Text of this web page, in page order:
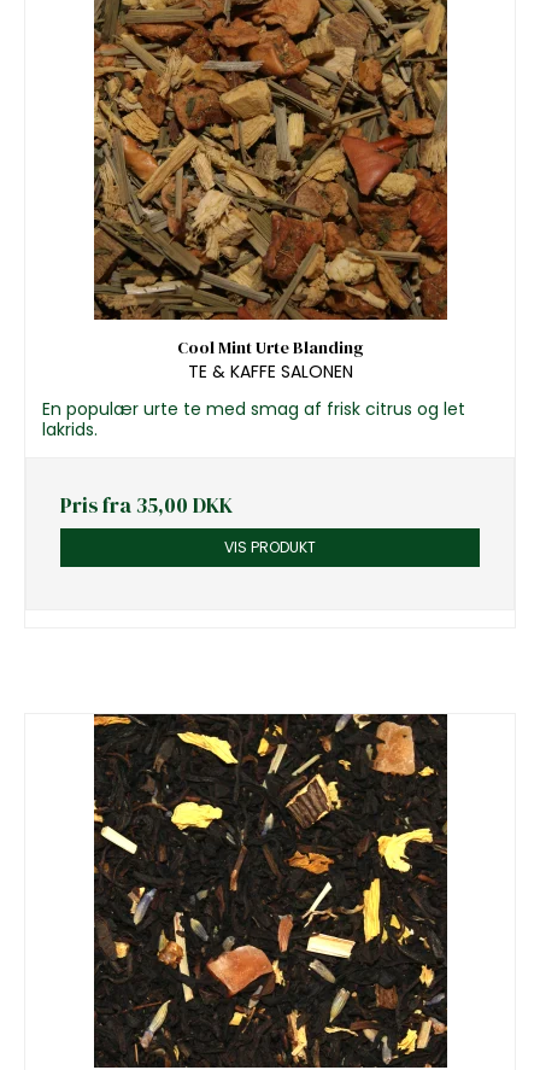
Cool Mint Urte Blanding
TE & KAFFE SALONEN
En populær urte te med smag af frisk citrus og let
lakrids.
Pris fra35,00 DKK
VIS PRODUKT